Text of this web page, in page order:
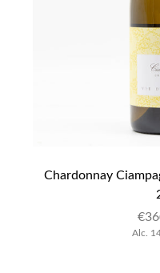
Chardonnay
€36
Alc.